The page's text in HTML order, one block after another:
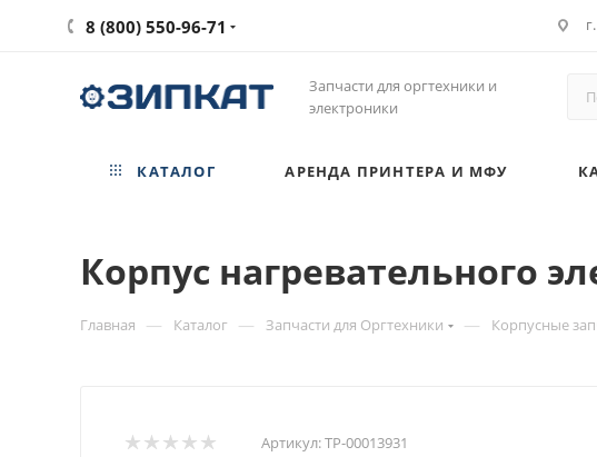
8 (800) 550-96-71
Запчасти для оргтехники и
электроники
КАТАЛОГ АРЕНДА ПРИНТЕРА И МФУ
Корпус нагревательного
Главная — Каталог — Запчасти для Оргтехники — Корпусные
Артикул:ТР-00013931